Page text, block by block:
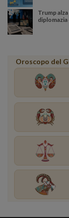
Trump
Oroscopo del